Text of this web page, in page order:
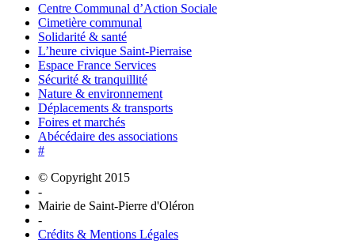
Centre Communal d’Action Sociale
Cimetière communal
Solidarité & santé
L’heure civique Saint-Pierraise
Espace France Services
Sécurité & tranquillité
Nature & environnement
Déplacements & transports
Foires et marchés
Abécédaire des associations
#
© Copyright 2015
-
Mairie de Saint-Pierre d'Oléron
-
Crédits & Mentions Légales